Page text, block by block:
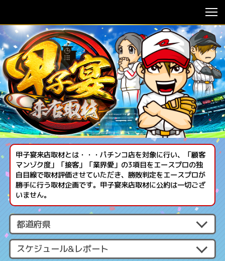
甲子宴来店取材とは・・・パチンコ店を対象に行い、「顧客
マンゾク度」「接客」「業界愛」の3項目をエースプロの独
自目線で取材評価させていただき、勝敗判定をエースプロが
勝手に行う取材企画です。甲子宴来店取材に公約は一切ござ
いません。